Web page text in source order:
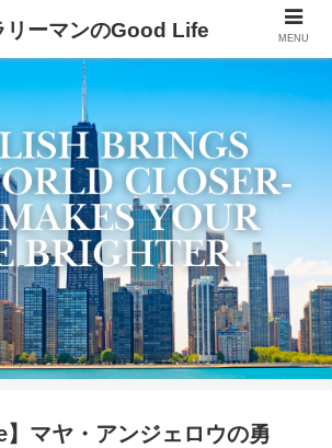
】マヤ・アンジェロウの勇
リーマンのGood Life MENU